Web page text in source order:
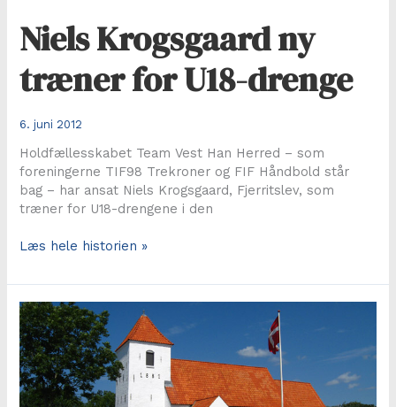
Niels Krogsgaard ny
træner for U18-drenge
6. juni 2012
Holdfællesskabet Team Vest Han Herred – som
foreningerne TIF98 Trekroner og FIF Håndbold står
bag – har ansat Niels Krogsgaard, Fjerritslev, som
træner for U18-drengene i den
Niels
ny
træner
for
U18-
drenge
Læs hele historien »